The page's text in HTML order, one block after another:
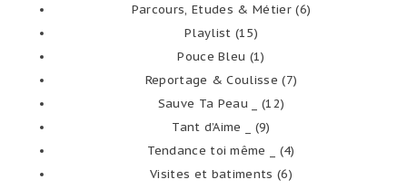
Parcours, Etudes & Métier(6)
Playlist (15)
Pouce Bleu (1)
Reportage & Coulisse (7)
Sauve Ta Peau _
(12)
Tant d’Aime _
(9)
Tendance toi même _
(4)
Visites et batiments (6)